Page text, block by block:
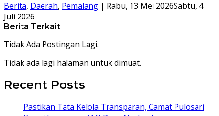
Berita, Daerah, Pemalang | Rabu, 13 Mei 2026Sabtu, 4
Juli 2026
Berita Terkait
Tidak Ada Postingan Lagi.
Tidak ada lagi halaman untuk dimuat.
Recent Posts
Pastikan Tata Kelola Transparan, Camat Pulosari